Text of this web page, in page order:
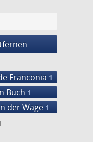
Franconia 1
Buch 1
der Wage 1